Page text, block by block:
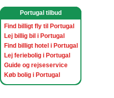
Portugal tilbud
Find billigt fly til Portugal
Lej billig bil i Portugal
Find billigt hotel i Portugal
Lej feriebolig i Portugal
Guide og rejseservice
Køb bolig i Portugal